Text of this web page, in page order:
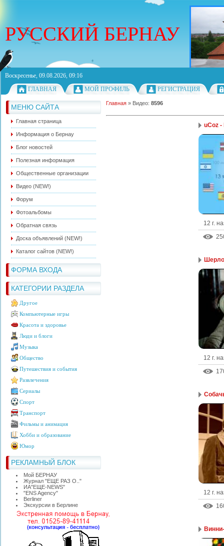
РУССКИЙ БЕРНАУ
Воскресенье, 09.08.2026, 09:16
ГЛАВНАЯ
МОЙ ПРОФИЛЬ РЕГИСТРАЦИЯ
МЕНЮ САЙТА
Главная страница
Информация о Бернау
Блог новостей
Полезная информация
Общественные организации
Видео (NEW!)
Форум
Фотоальбомы
Обратная связь
Доска объявлений (NEW!)
Каталог сайтов (NEW!)
ФОРМА ВХОДА
КАТЕГОРИИ РАЗДЕЛА
Другое
Компьютерные игры
Красота и здоровье
Люди и блоги
Музыка
Общество
Путешествия и события
Развлечения
Сериалы
Спорт
Транспорт
Фильмы и анимация
Хобби и образование
Юмор
РЕКЛАМНЫЙ БЛОК
Мой БЕРНАУ
Журнал "ЕЩЕ РАЗ О.."
ИА"ЕЩЕ-NEWS"
"ЕNS Agency"
Berliner
Экскурсии в Берлине
Главная » Видео: 8596
uCoz -
12 г.
12 г.
12 г.